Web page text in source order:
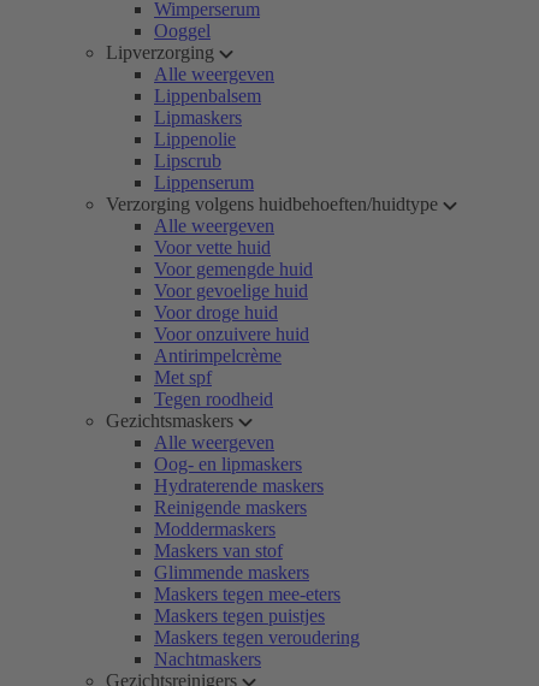
Wimperserum
Ooggel
Lipverzorging
Alle weergeven
Lippenbalsem
Lipmaskers
Lippenolie
Lipscrub
Lippenserum
Verzorging volgens huidbehoeften/huidtype
Alle weergeven
Voor vette huid
Voor gemengde huid
Voor gevoelige huid
Voor droge huid
Voor onzuivere huid
Antirimpelcrème
Met spf
Tegen roodheid
Gezichtsmaskers
Alle weergeven
Oog- en lipmaskers
Hydraterende maskers
Reinigende maskers
Moddermaskers
Maskers van stof
Glimmende maskers
Maskers tegen mee-eters
Maskers tegen puistjes
Maskers tegen veroudering
Nachtmaskers
Gezichtsreinigers